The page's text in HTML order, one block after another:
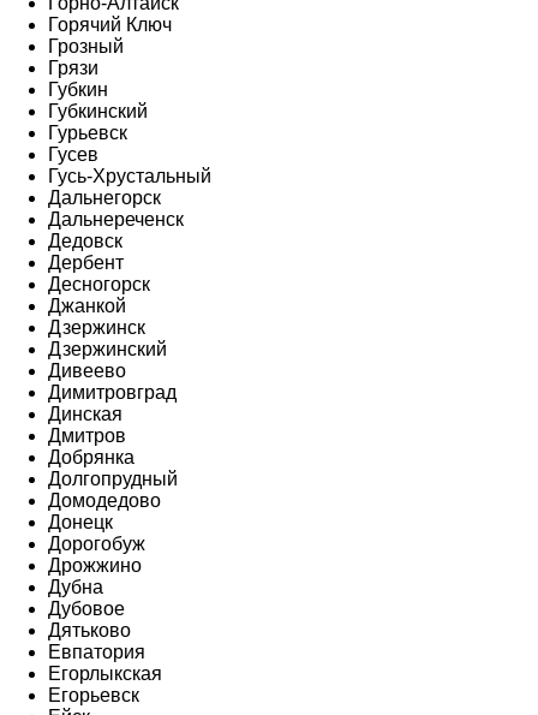
Горячий Ключ
Грозный
Грязи
Губкин
Губкинский
Гурьевск
Гусев
Гусь-Хрустальный
Дальнегорск
Дальнереченск
Дедовск
Дербент
Десногорск
Джанкой
Дзержинск
Дзержинский
Дивеево
Димитровград
Динская
Дмитров
Добрянка
Долгопрудный
Домодедово
Донецк
Дорогобуж
Дрожжино
Дубна
Дубовое
Дятьково
Евпатория
Егорлыкская
Егорьевск